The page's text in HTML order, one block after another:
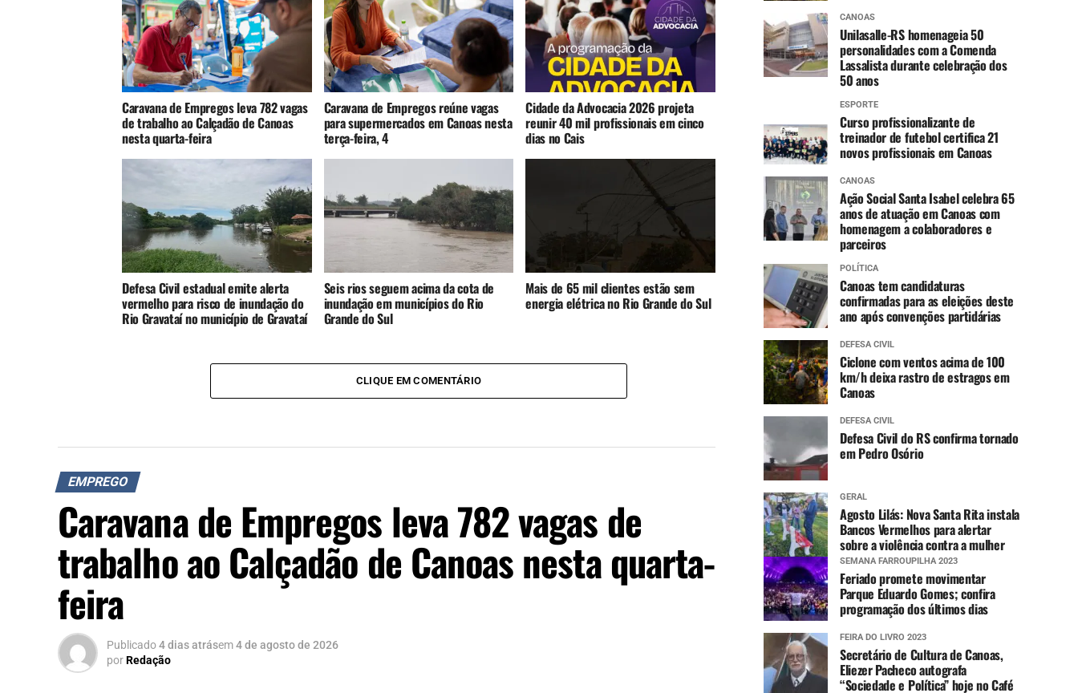
Caravana de Empregos leva 782 vagas
de trabalho ao Calçadão de Canoas
nesta quarta-feira
Caravana de Empregos reúne vagas
para supermercados em Canoas nesta
terça-feira, 4
Cidade da Advocacia 2026 projeta
reunir 40 mil profissionais em cinco
dias no Cais
Defesa Civil estadual emite alerta
vermelho para risco de inundação do
Rio Gravataí no município de Gravataí
Seis rios seguem acima da cota de
inundação em municípios do Rio
Grande do Sul
Mais de 65 mil clientes estão sem
energia elétrica no Rio Grande do Sul
CLIQUE EM COMENTÁRIO
EMPREGO
Caravana de Empregos leva 782 vagas de
trabalho ao Calçadão de Canoas nesta quarta-
feira
Publicado4 dias atrásem4 de agosto de 2026
porRedação
CANOAS
Unilasalle-RS homenageia 50
personalidades com a Comenda
Lassalista durante celebração dos
50 anos
ESPORTE
Curso profissionalizante de
treinador de futebol certifica 21
novos profissionais em Canoas
CANOAS
Ação Social Santa Isabel celebra 65
anos de atuação em Canoas com
homenagem a colaboradores e
parceiros
POLÍTICA
Canoas tem candidaturas
confirmadas para as eleições deste
ano após convenções partidárias
DEFESA CIVIL
Ciclone com ventos acima de 100
km/h deixa rastro de estragos em
Canoas
DEFESA CIVIL
Defesa Civil do RS confirma tornado
em Pedro Osório
GERAL
Agosto Lilás: Nova Santa Rita instala
Bancos Vermelhos para alertar
sobre a violência contra a mulher
SEMANA FARROUPILHA 2023
Feriado promete movimentar
Parque Eduardo Gomes; confira
programação dos últimos dias
FEIRA DO LIVRO 2023
Secretário de Cultura de Canoas,
Eliezer Pacheco autografa
“Sociedade e Política” hoje no Café